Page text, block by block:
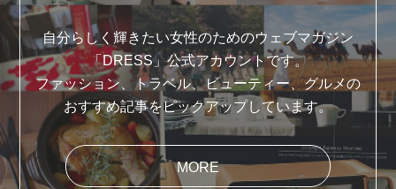
自分らしく輝きたい女性のためのウェブマガジン
「DRESS」公式アカウントです。
ファッション、トラベル、ビューティー、グルメの
おすすめ記事をピックアップしています。
MORE